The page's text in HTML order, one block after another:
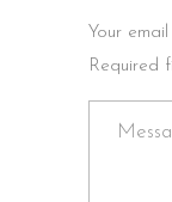
Your
Required